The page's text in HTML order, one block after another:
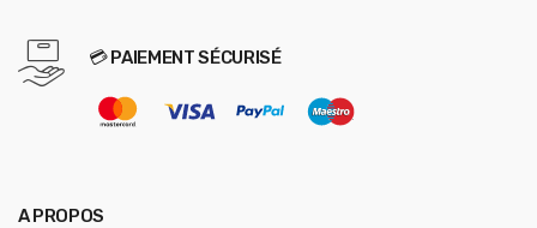
💳 PAIEMENT SÉCURISÉ
A PROPOS